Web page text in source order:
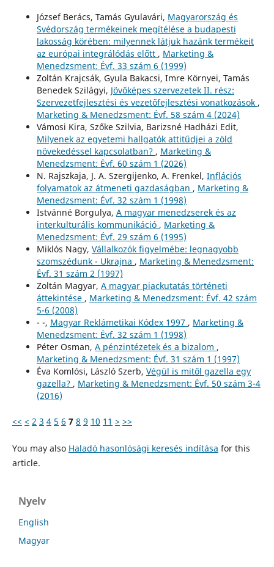
József Berács, Tamás Gyulavári, Magyarország és
Svédország termékeinek megítélése a budapesti
lakosság körében: milyennek látjuk hazánk termékeit
az európai integrálódás előtt , Marketing &
Menedzsment: Évf. 33 szám 6 (1999)
Zoltán Krajcsák, Gyula Bakacsi, Imre Környei, Tamás
Benedek Szilágyi, Jövőképes szervezetek II. rész:
Szervezetfejlesztési és vezetőfejlesztési vonatkozások ,
Marketing & Menedzsment: Évf. 58 szám 4 (2024)
Vámosi Kira, Szőke Szilvia, Barizsné Hadházi Edit,
Milyenek az egyetemi hallgatók attitűdjei a zöld
növekedéssel kapcsolatban? , Marketing &
Menedzsment: Évf. 60 szám 1 (2026)
N. Rajszkaja, J. A. Szergijenko, A. Frenkel, Inflációs
folyamatok az átmeneti gazdaságban , Marketing &
Menedzsment: Évf. 32 szám 1 (1998)
Istvánné Borgulya, A magyar menedzserek és az
interkulturális kommunikáció , Marketing &
Menedzsment: Évf. 29 szám 6 (1995)
Miklós Nagy, Vállalkozók figyelmébe: legnagyobb
szomszédunk - Ukrajna , Marketing & Menedzsment:
Évf. 31 szám 2 (1997)
Zoltán Magyar, A magyar piackutatás történeti
áttekintése , Marketing & Menedzsment: Évf. 42 szám
5-6 (2008)
- -, Magyar Reklámetikai Kódex 1997 , Marketing &
Menedzsment: Évf. 32 szám 1 (1998)
Péter Osman, A pénzintézetek és a bizalom ,
Marketing & Menedzsment: Évf. 31 szám 1 (1997)
Éva Komlósi, László Szerb, Végül is mitől gazella egy
gazella? , Marketing & Menedzsment: Évf. 50 szám 3-4
(2016)
<< < 2 3 4 5 6 7 8 9 10 11 > >>
You may also Haladó hasonlósági keresés indítása for this
article.
Nyelv
English
Magyar